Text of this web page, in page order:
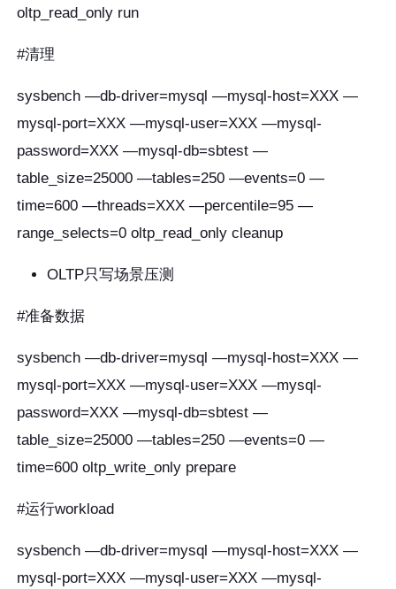
oltp_read_only run
#清理
sysbench —db-driver=mysql —mysql-host=XXX —
mysql-port=XXX —mysql-user=XXX —mysql-
password=XXX —mysql-db=sbtest —
table_size=25000 —tables=250 —events=0 —
time=600 —threads=XXX —percentile=95 —
range_selects=0 oltp_read_only cleanup
OLTP只写场景压测
#准备数据
sysbench —db-driver=mysql —mysql-host=XXX —
mysql-port=XXX —mysql-user=XXX —mysql-
password=XXX —mysql-db=sbtest —
table_size=25000 —tables=250 —events=0 —
time=600 oltp_write_only prepare
#运行workload
sysbench —db-driver=mysql —mysql-host=XXX —
mysql-port=XXX —mysql-user=XXX —mysql-